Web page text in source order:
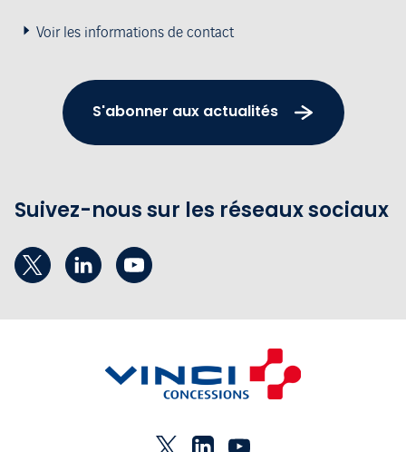
Voir les informations de contact
S'abonner aux actualités
Suivez-nous sur les réseaux sociaux